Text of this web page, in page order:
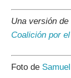
Una versión
Coalición por
Foto de